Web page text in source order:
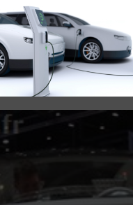
SES
0 commentaires